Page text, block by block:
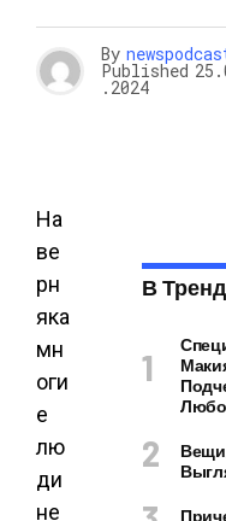
By
Published
.2024
На
ве
рн
яка
мн
оги
е
лю
ди
не
В